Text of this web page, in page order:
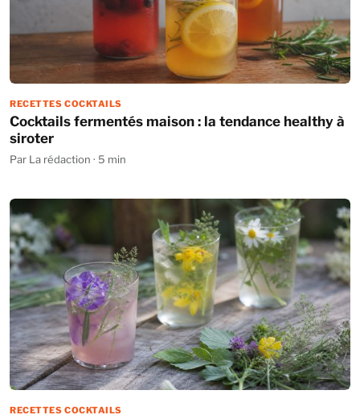
RECETTES COCKTAILS
Cocktails fermentés maison : la tendance healthy à
siroter
Par La rédaction · 5 min
RECETTES COCKTAILS